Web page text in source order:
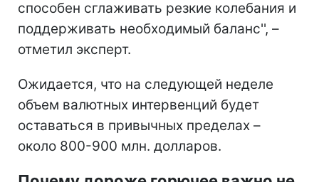
способен сглаживать резкие колебания и
поддерживать необходимый баланс'', –
отметил эксперт.
Ожидается, что на следующей неделе
объем валютных интервенций будет
оставаться в привычных пределах –
около 800-900 млн. долларов.